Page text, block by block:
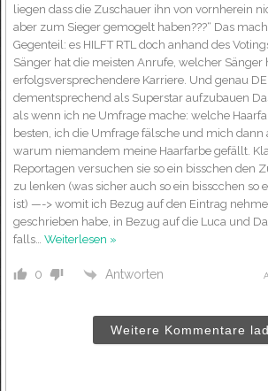
liegen dass die Zuschauer ihn von vornherein
aber zum Sieger gemogelt haben???“ Das
Gegenteil: es HILFT RTL doch anhand des
Sänger hat die meisten Anrufe, welcher Sänger
erfolgsversprechendere Karriere. Und genau
dementsprechend als Superstar aufzubauen
als wenn ich ne Umfrage mache: welche
besten, ich die Umfrage fälsche und mich dann
warum niemandem meine Haarfarbe gefällt.
Reportagen versuchen sie so ein bisschen den
zu lenken (was sicher auch so ein bisscchen so
ist) —-> womit ich Bezug auf den Eintrag
geschrieben habe, in Bezug auf die Luca und
falls…Weiterlesen »
0 Antworten
Weitere Kommentare